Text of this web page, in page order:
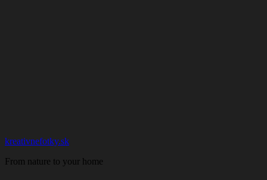
kreativnefotky.sk
From nature to your home